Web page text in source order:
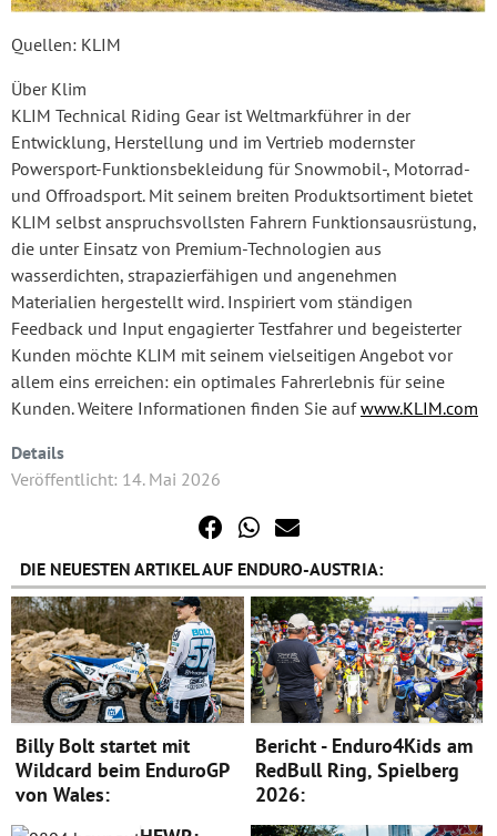
Quellen: KLIM
Über Klim
KLIM Technical Riding Gear ist Weltmarkführer in der
Entwicklung, Herstellung und im Vertrieb modernster
Powersport-Funktionsbekleidung für Snowmobil-, Motorrad-
und Offroadsport. Mit seinem breiten Produktsortiment bietet
KLIM selbst anspruchsvollsten Fahrern Funktionsausrüstung,
die unter Einsatz von Premium-Technologien aus
wasserdichten, strapazierfähigen und angenehmen
Materialien hergestellt wird. Inspiriert vom ständigen
Feedback und Input engagierter Testfahrer und begeisterter
Kunden möchte KLIM mit seinem vielseitigen Angebot vor
allem eins erreichen: ein optimales Fahrerlebnis für seine
Kunden. Weitere Informationen finden Sie aufwww.KLIM.com
Details
Veröffentlicht: 14. Mai 2026
DIE NEUESTEN ARTIKEL AUF ENDURO-AUSTRIA:
Billy Bolt startet mit
Wildcard beim EnduroGP
von Wales:
Bericht - Enduro4Kids am
RedBull Ring, Spielberg
2026: